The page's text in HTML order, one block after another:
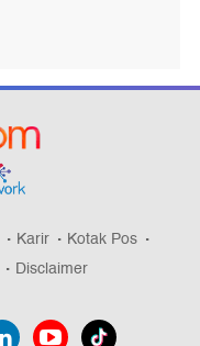
Karir
Kotak Pos
Disclaimer